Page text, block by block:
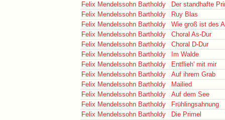
Felix Mendelssohn Bartholdy
Der standhafte
Felix Mendelssohn Bartholdy
Ruy Blas
Felix Mendelssohn Bartholdy
Wie groß ist des
Felix Mendelssohn Bartholdy
Choral As-Dur
Felix Mendelssohn Bartholdy
Choral D-Dur
Felix Mendelssohn Bartholdy
Im Walde
Felix Mendelssohn Bartholdy
Entflieh' mit mir
Felix Mendelssohn Bartholdy
Auf ihrem Grab
Felix Mendelssohn Bartholdy
Mailied
Felix Mendelssohn Bartholdy
Auf dem See
Felix Mendelssohn Bartholdy
Frühlingsahnung
Felix Mendelssohn Bartholdy
Die Primel